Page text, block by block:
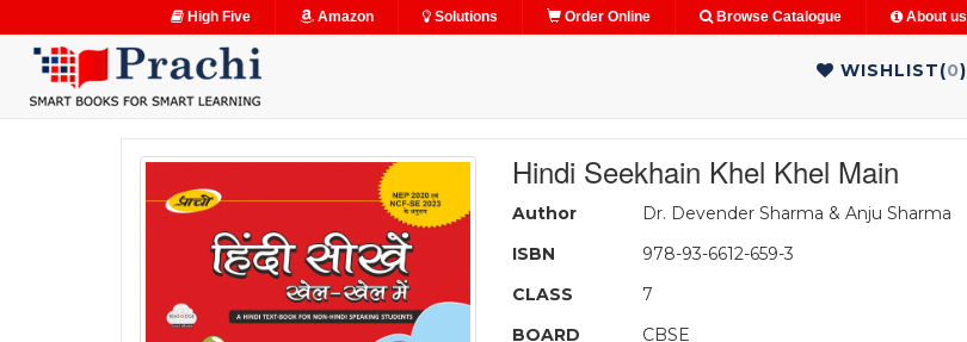
High Five Amazon Solutions Order Online Browse Catalogue About us
WISHLIST(0)
Hindi Seekhain Khel Khel Main
Author
Dr. Devender Sharma & Anju Sharma
ISBN
978-93-6612-659-3
CLASS
7
BOARD
CBSE